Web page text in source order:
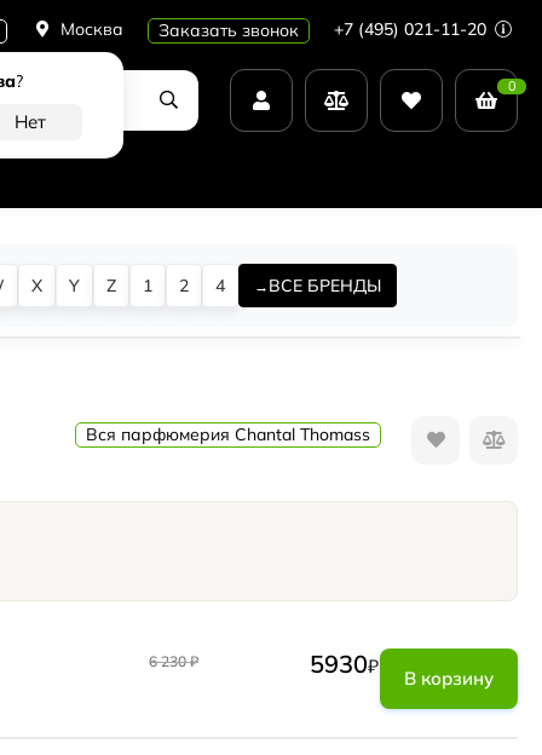
Москва
?
Заказать звонок +7 (495) 021-11-20
0
X Y Z 1 2 4 ВСЕ БРЕНДЫ
Вся парфюмерия Chantal Thomass
6 230₽ 5930₽
В корзину